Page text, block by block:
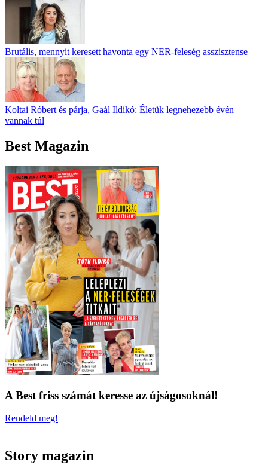
Brutális, mennyit keresett havonta egy NER-feleség asszisztense
Koltai Róbert és párja, Gaál Ildikó: Életük legnehezebb évén
vannak túl
Best Magazin
A Best friss számát keresse az újságosoknál!
Rendeld meg!
Story magazin